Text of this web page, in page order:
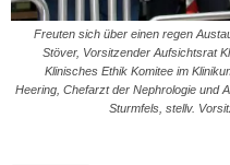
Freuten sich über einen regen
Stöver, Vorsitzender Aufsichtsrat
Klinisches Ethik Komitee im
Heering, Chefarzt der Nephrologie und
Sturmfels, stellv.